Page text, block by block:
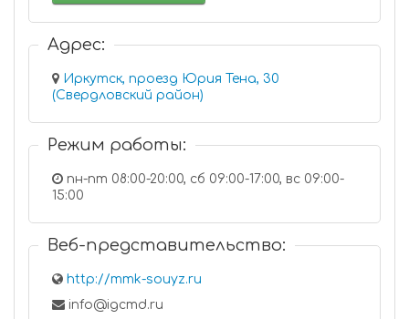
Адрес:
Иркутск, проезд Юрия Тена, 30
(Свердловский район)
Режим работы:
пн-пт 08:00-20:00, сб 09:00-17:00, вс 09:00-
15:00
Веб-представительство:
http://mmk-souyz.ru
info@igcmd.ru